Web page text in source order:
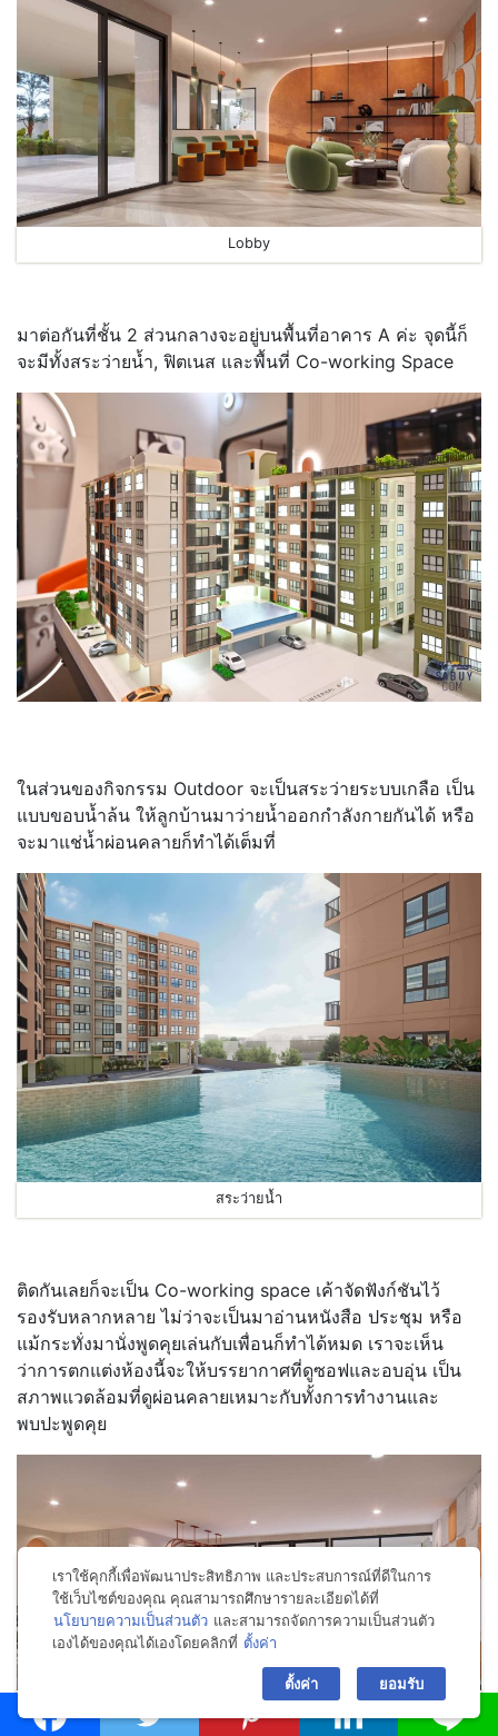
Lobby
มาต่อกันที่ชั้น 2 ส่วนกลางจะอยู่บนพื้นที่อาคาร A ค่ะ จุดนี้ก็
จะมีทั้งสระว่ายน้ำ, ฟิตเนส และพื้นที่ Co-working Space
ในส่วนของกิจกรรม Outdoor จะเป็นสระว่ายระบบเกลือ เป็น
แบบขอบน้ำล้น ให้ลูกบ้านมาว่ายน้ำออกกำลังกายกันได้ หรือ
จะมาแช่น้ำผ่อนคลายก็ทำได้เต็มที่
สระว่ายน้ำ
ติดกันเลยก็จะเป็น Co-working space เค้าจัดฟังก์ชันไว้
รองรับหลากหลาย ไม่ว่าจะเป็นมาอ่านหนังสือ ประชุม หรือ
แม้กระทั่งมานั่งพูดคุยเล่นกับเพื่อนก็ทำได้หมด เราจะเห็น
ว่าการตกแต่งห้องนี้จะให้บรรยากาศที่ดูซอฟและอบอุ่น เป็น
สภาพแวดล้อมที่ดูผ่อนคลายเหมาะกับทั้งการทำงานและ
พบปะพูดคุย
เราใช้คุกกี้เพื่อพัฒนาประสิทธิภาพ และประสบการณ์ที่ดีในการ
ใช้เว็บไซต์ของคุณ คุณสามารถศึกษารายละเอียดได้ที่
นโยบายความเป็นส่วนตัว และสามารถจัดการความเป็นส่วนตัว
เองได้ของคุณได้เองโดยคลิกที่ ตั้งค่า
ตั้งค่า ยอมรับ